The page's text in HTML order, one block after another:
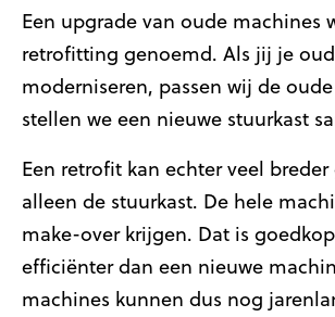
Een upgrade van oude machines
retrofitting genoemd. Als jij je
moderniseren, passen wij de
stellen we een nieuwe stuurkast
Een retrofit kan echter veel
alleen de stuurkast. De hele
make-over krijgen. Dat is
efficiënter dan een nieuwe
machines kunnen dus nog